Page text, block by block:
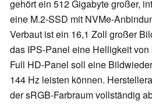
gehört ein 512 Gigabyte großer,
eine M.2-SSD mit NVMe-
Verbaut ist ein 16,1 Zoll großer
das IPS-Panel eine Helligkeit von
Full HD-Panel soll eine
144 Hz leisten können.
der sRGB-Farbraum vollständig